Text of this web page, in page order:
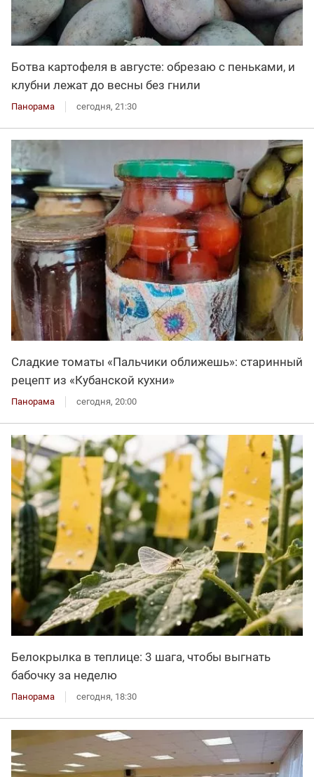
Ботва картофеля в августе: обрезаю с пеньками, и
клубни лежат до весны без гнили
Панорама сегодня, 21:30
Сладкие томаты «Пальчики оближешь»: старинный
рецепт из «Кубанской кухни»
Панорама сегодня, 20:00
Белокрылка в теплице: 3 шага, чтобы выгнать
бабочку за неделю
Панорама сегодня, 18:30